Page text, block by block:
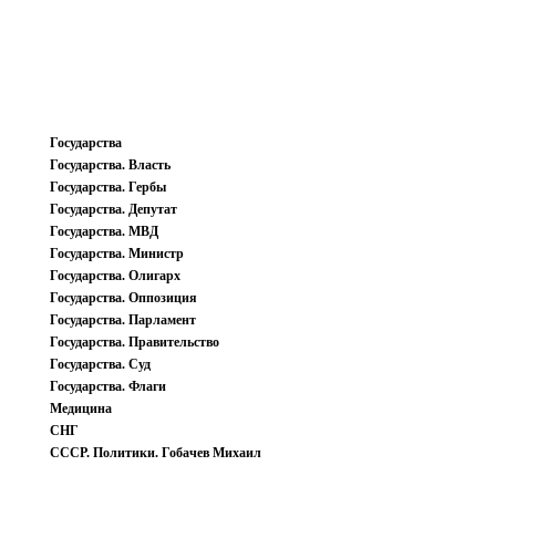
Государства
Государства. Власть
Государства. Гербы
Государства. Депутат
Государства. МВД
Государства. Министр
Государства. Олигарх
Государства. Оппозиция
Государства. Парламент
Государства. Правительство
Государства. Суд
Государства. Флаги
Медицина
СНГ
СССР. Политики. Гобачев Михаил